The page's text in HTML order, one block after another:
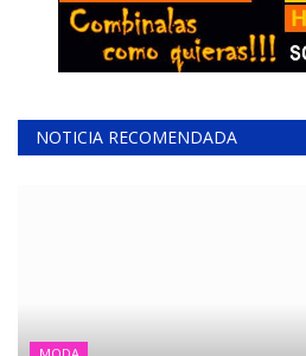
NOTICIA RECOMENDADA